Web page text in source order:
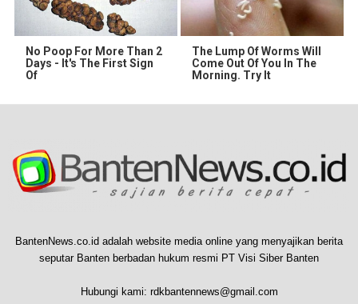
No Poop For More Than 2
Days - It's The First Sign
Of
The Lump Of Worms Will
Come Out Of You In The
Morning. Try It
BantenNews.co.id adalah website media online yang menyajikan berita
seputar Banten berbadan hukum resmi PT Visi Siber Banten
Hubungi kami: rdkbantennews@gmail.com